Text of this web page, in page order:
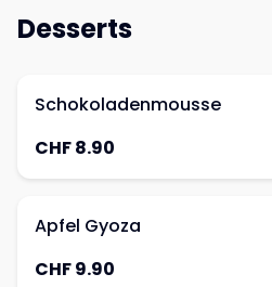
Desserts
Schokoladenmousse
CHF 8.90
Apfel Gyoza
CHF 9.90